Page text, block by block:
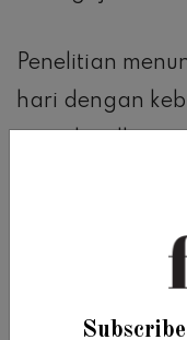
Penelitian
hari dengan
“Tidak benar-
merapihkan
bermanfaat,